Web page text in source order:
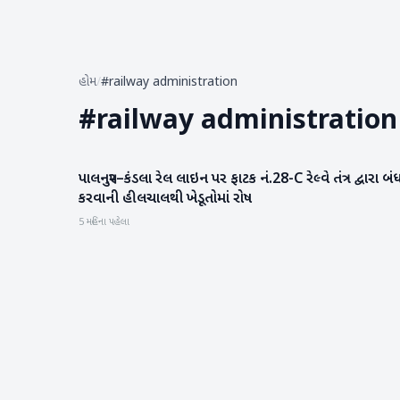
હોમ/#railway administration
#railway administration
બનાસકાંઠા
પાલનપુર–કંડલા રેલ લાઇન પર ફાટક નં.28-C રેલ્વે તંત્ર દ્વારા
કરવાની હીલચાલથી ખેડૂતોમાં રોષ
5 મહિના પહેલા